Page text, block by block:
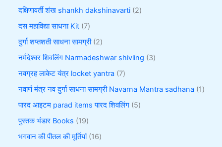
दक्षिणावर्ती शंख shankh dakshinavarti 2
दस महाविद्या साधना Kit 7
दुर्गा शप्तशती साधना सामग्री 2
नर्मदेश्वर शिवलिंग Narmadeshwar shivling 3
नवग्रह लाकेट यंत्र locket yantra 7
नवार्ण मंत्र नव दुर्गा साधना सामग्री Navarna Mantra sadhana 1
पारद आइटम parad items पारद शिवलिंग 5
पुस्तक भंडार Books 19
भगवान की पीतल की मूर्तियां 16